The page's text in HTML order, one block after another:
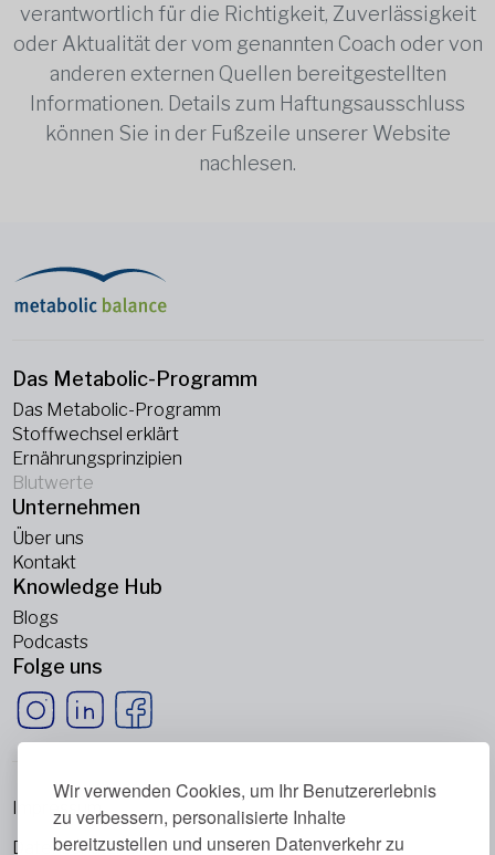
Wir verwenden Cookies, um Ihr Benutzererlebnis
zu verbessern, personalisierte Inhalte
bereitzustellen und unseren Datenverkehr zu
verantwortlich für die Richtigkeit, Zuverlässigkeit
oder Aktualität der vom genannten Coach oder von
anderen externen Quellen bereitgestellten
Informationen. Details zum Haftungsausschluss
können Sie in der Fußzeile unserer Website
nachlesen.
Das Metabolic-Programm
Das Metabolic-Programm
Stoffwechsel erklärt
Ernährungsprinzipien
Blutwerte
Unternehmen
Über uns
Kontakt
Knowledge Hub
Blogs
Podcasts
Folge uns
Impressum
Datenschutzrichtlinie